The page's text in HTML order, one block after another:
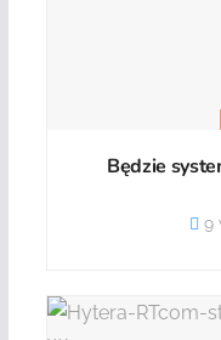
Będzie
9